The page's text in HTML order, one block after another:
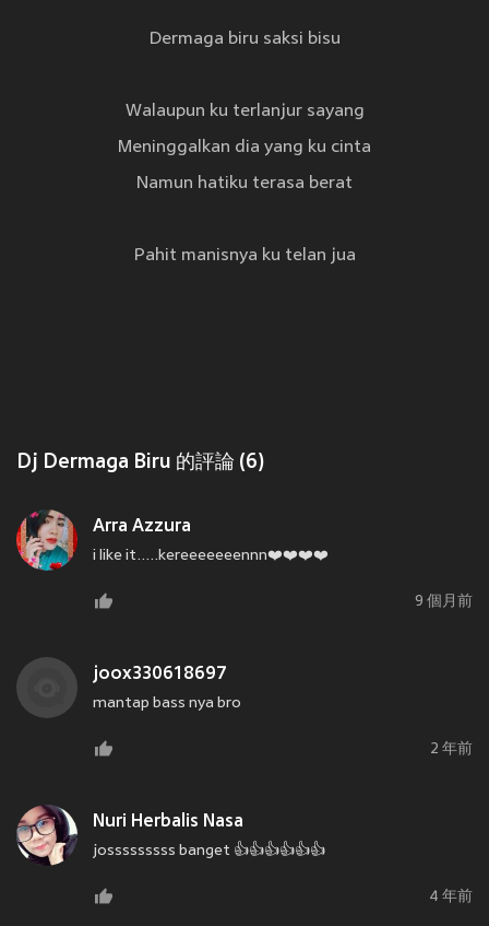
Dermaga biru saksi bisu
Walaupun ku terlanjur sayang
Meninggalkan dia yang ku cinta
Namun hatiku terasa berat
Pahit manisnya ku telan jua
Dj Dermaga Biru 的評論 (6)
Arra Azzura
i like it.....kereeeeeeennn❤️❤️❤️❤️
9 個月前
joox330618697
mantap bass nya bro
2 年前
Nuri Herbalis Nasa
josssssssss banget 👍👍👍👍👍👍
4 年前